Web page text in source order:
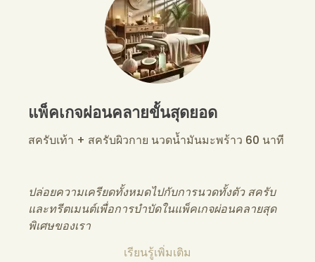
แพ็คเกจผ่อนคลายขั้นสุดยอด
สครับเท้า + สครับผิวกาย นวดน้ำมันมะพร้าว 60 นาที
ปล่อยความเครียดทั้งหมดไปกับการนวดทั้งตัว สครับ
และทรีตเมนต์เพื่อการบำบัดในแพ็คเกจผ่อนคลายสุด
พิเศษของเรา
เรียนรู้เพิ่มเติม